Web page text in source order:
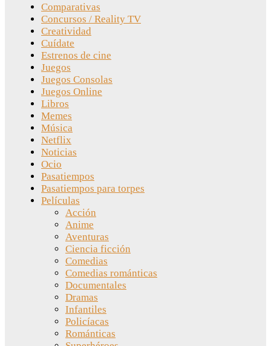
Comparativas
Concursos / Reality TV
Creatividad
Cuídate
Estrenos de cine
Juegos
Juegos Consolas
Juegos Online
Libros
Memes
Música
Netflix
Noticias
Ocio
Pasatiempos
Pasatiempos para torpes
Películas
Acción
Anime
Aventuras
Ciencia ficción
Comedias
Comedias románticas
Documentales
Dramas
Infantiles
Policíacas
Románticas